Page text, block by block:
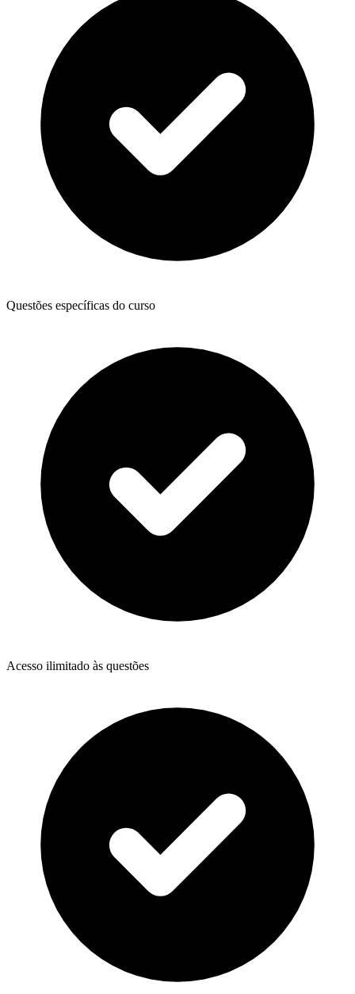
Questões específicas do curso
Acesso ilimitado às questões